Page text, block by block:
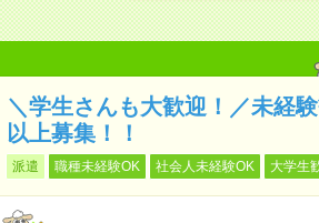
＼学生さんも大歓迎！／未経
以上募集！！
派遣 職種未経験OK 社会人未経験OK 大学生